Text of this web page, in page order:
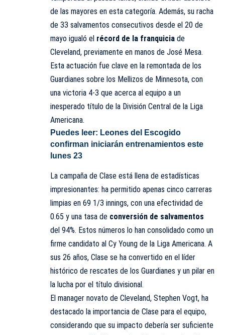
de las mayores en esta categoría. Además, su racha
de 33 salvamentos consecutivos desde el 20 de
mayo igualó el récord de la franquicia de
Cleveland, previamente en manos de José Mesa.
Esta actuación fue clave en la remontada de los
Guardianes sobre los Mellizos de Minnesota, con
una victoria 4-3 que acerca al equipo a un
inesperado título de la División Central de la Liga
Americana.
Puedes leer: Leones del Escogido
confirman iniciarán entrenamientos este
lunes 23
La campaña de Clase está llena de estadísticas
impresionantes: ha permitido apenas cinco carreras
limpias en 69 1/3 innings, con una efectividad de
0.65 y una tasa de conversión de salvamentos
del 94%. Estos números lo han consolidado como un
firme candidato al Cy Young de la Liga Americana. A
sus 26 años, Clase se ha convertido en el líder
histórico de rescates de los Guardianes y un pilar en
la lucha por el título divisional.
El manager novato de Cleveland, Stephen Vogt, ha
destacado la importancia de Clase para el equipo,
considerando que su impacto debería ser suficiente